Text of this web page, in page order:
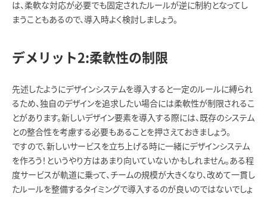
は、柔軟な対応が必要でも固定されたルールが逆に制約となってし
まうこともあるので、導入時よく検討しましょう。
デメリット2:柔軟性の制限
先述したようにデザインシステムを導入すると一定のルールに縛られ
るため、独自のデザインを追求したい場合には柔軟性が制限されるこ
とがあります。新しいデザイン要素を導入する際には、既存のシステム
との整合性を考慮する必要もあることを押さえておきましょう。
ですので、新しいサービスを立ち上げる時に一緒にデザインシステム
を作ろう！というやり方はあまり向いていないかもしれません。ある程
度サービスが軌道に乗って、チームの規模が大きくなり、改めて一貫し
たルールを整備するタイミングで導入するのが良いのではないでしょ